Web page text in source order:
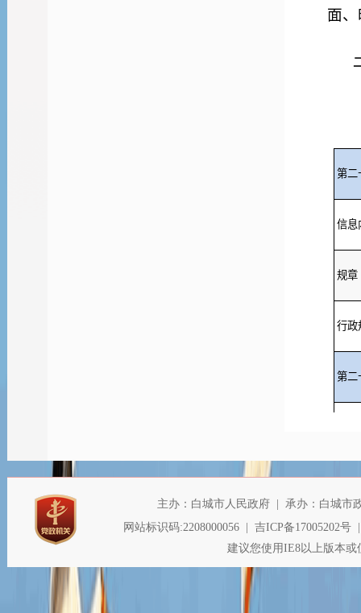
面
第二
信息
规章
行政
第二
行政
第二